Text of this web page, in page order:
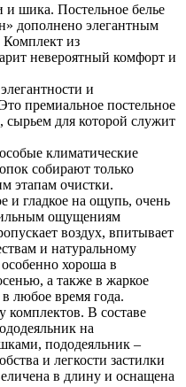
и шика. Постельное белье
дополнено элегантным
из
невероятный комфорт и
и
премиальное постельное
сырьем для которой служит
климатические
собирают только
этапам очистки.
и гладкое на ощупь, очень
ощущениям
воздух, впитывает
и натуральному
хороша в
а также в жаркое
любое время года.
В составе
на
пододеяльник –
и легкости застилки
в длину и оснащена